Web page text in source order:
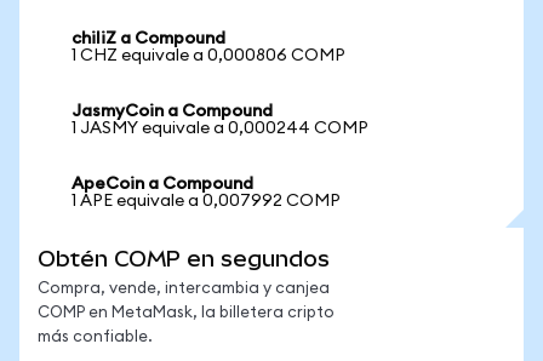
chiliZ a Compound
1 CHZ equivale a 0,000806 COMP
JasmyCoin a Compound
1 JASMY equivale a 0,000244 COMP
ApeCoin a Compound
1 APE equivale a 0,007992 COMP
Obtén COMP en segundos
Compra, vende, intercambia y canjea
COMP en MetaMask, la billetera cripto
más confiable.